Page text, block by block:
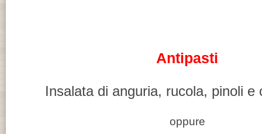
Antipasti
Insalata di anguria, rucola, pinoli e
oppure